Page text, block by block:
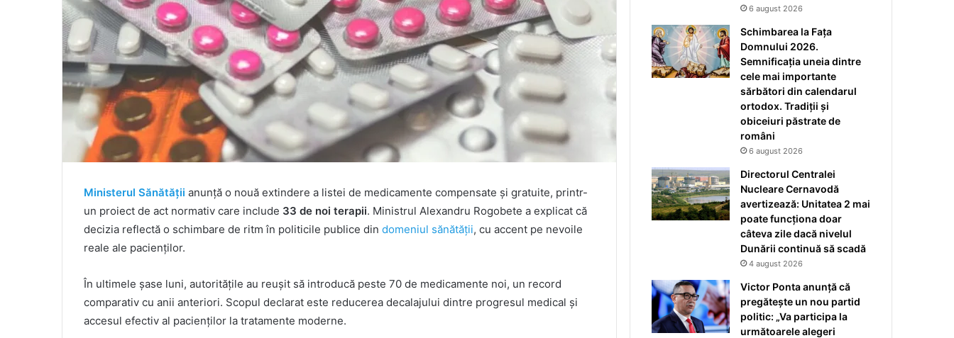
Ministerul Sănătății anunță o nouă extindere a listei de medicamente compensate și gratuite, printr-
un proiect de act normativ care include 33 de noi terapii. Ministrul Alexandru Rogobete a explicat că
decizia reflectă o schimbare de ritm în politicile publice din domeniul sănătății, cu accent pe nevoile
reale ale pacienților.
În ultimele șase luni, autoritățile au reușit să introducă peste 70 de medicamente noi, un record
comparativ cu anii anteriori. Scopul declarat este reducerea decalajului dintre progresul medical și
accesul efectiv al pacienților la tratamente moderne.
6 august 2026
Schimbarea la Fața
Domnului 2026.
Semnificația uneia dintre
cele mai importante
sărbători din calendarul
ortodox. Tradiții și
obiceiuri păstrate de
români
6 august 2026
Directorul Centralei
Nucleare Cernavodă
avertizează: Unitatea 2 mai
poate funcționa doar
câteva zile dacă nivelul
Dunării continuă să scadă
4 august 2026
Victor Ponta anunță că
pregătește un nou partid
politic: „Va participa la
următoarele alegeri